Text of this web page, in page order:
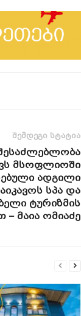
შემდეგი სტატია
მსოფლიოში
ადგილი
სპა და
ტურიზმის
მაია ომიაძე